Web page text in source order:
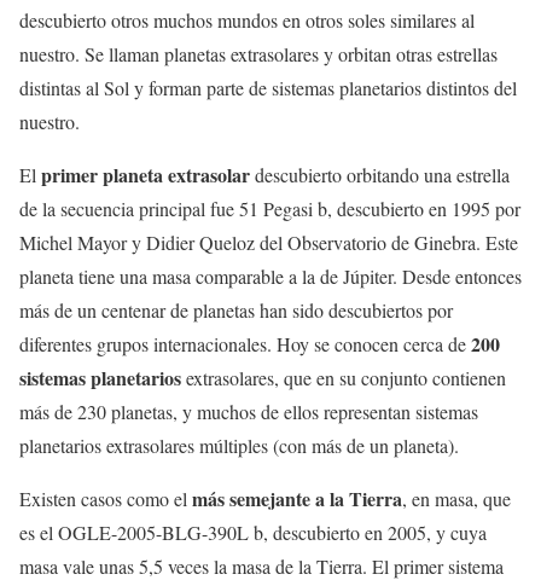
descubierto otros muchos mundos en otros soles similares al
nuestro. Se llaman planetas extrasolares y orbitan otras estrellas
distintas al Sol y forman parte de sistemas planetarios distintos del
nuestro.
El primer planeta extrasolardescubierto orbitando una estrella
de la secuencia principal fue 51 Pegasi b, descubierto en 1995 por
Michel Mayor y Didier Queloz del Observatorio de Ginebra. Este
planeta tiene una masa comparable a la de Júpiter. Desde entonces
más de un centenar de planetas han sido descubiertos por
diferentes grupos internacionales. Hoy se conocen cerca de200
sistemas planetariosextrasolares, que en su conjunto contienen
más de 230 planetas, y muchos de ellos representan sistemas
planetarios extrasolares múltiples (con más de un planeta).
Existen casos como el más semejante a la Tierra, en masa, que
es el OGLE-2005-BLG-390L b, descubierto en 2005, y cuya
masa vale unas 5,5 veces la masa de la Tierra. El primer sistema